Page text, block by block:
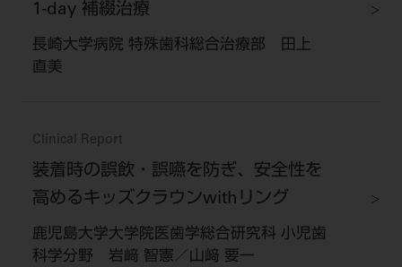
1-day 補綴治療
長崎大学病院 特殊歯科総合治療部 田上
直美
Clinical Report
装着時の誤飲・誤嚥を防ぎ、安全性を
高めるキッズクラウンwithリング
鹿児島大学大学院医歯学総合研究科 小児歯
科学分野 岩﨑 智憲／山﨑 要一